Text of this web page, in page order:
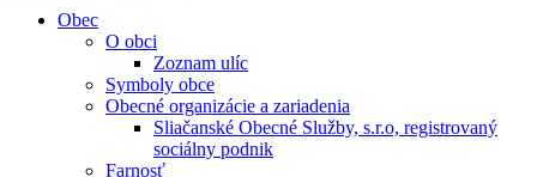
Obec
O obci
Zoznam ulíc
Symboly obce
Obecné organizácie a zariadenia
Sliačanské Obecné Služby, s.r.o, registrovaný
sociálny podnik
Farnosť